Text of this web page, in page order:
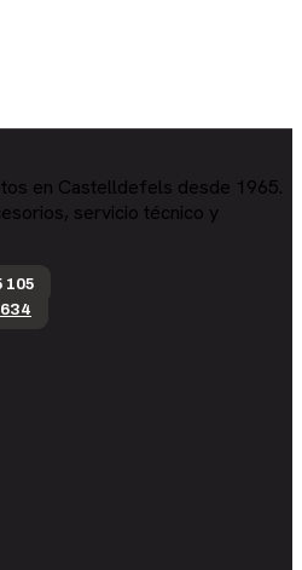
en Castelldefels desde 1965.
servicio técnico y
105